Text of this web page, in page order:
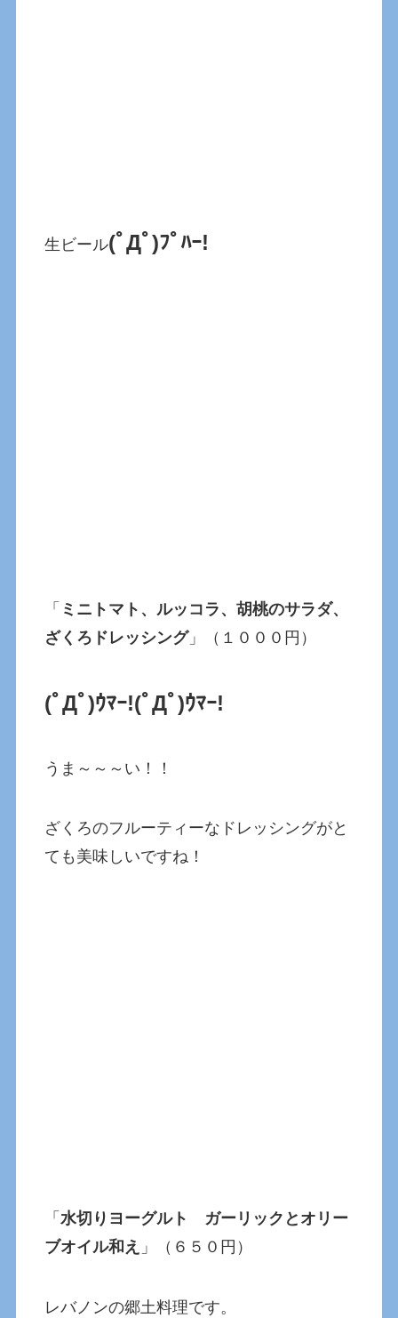
生ビール(ﾟДﾟ)ﾌﾟﾊｰ!
「 ミニトマト、ルッコラ、胡桃のサラダ、
ざくろドレッシング」（１０００円）
(ﾟДﾟ)ｳﾏｰ!(ﾟДﾟ)ｳﾏｰ!
うま～～～い！！
ざくろのフルーティーなドレッシングがと
ても美味しいですね！
「水切りヨーグルト ガーリックとオリー
ブオイル和え 」（６５０円）
レバノンの郷土料理です。